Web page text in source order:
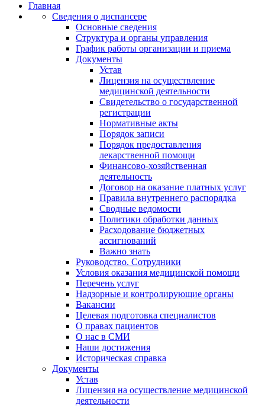
Главная
Сведения о диспансере
Основные сведения
Структура и органы управления
График работы организации и приема
Документы
Устав
Лицензия на осуществление
медицинской деятельности
Свидетельство о государственной
регистрации
Нормативные акты
Порядок записи
Порядок предоставления
лекарственной помощи
Финансово-хозяйственная
деятельность
Договор на оказание платных услуг
Правила внутреннего распорядка
Сводные ведомости
Политики обработки данных
Расходование бюджетных
ассигнований
Важно знать
Руководство. Сотрудники
Условия оказания медицинской помощи
Перечень услуг
Надзорные и контролирующие органы
Вакансии
Целевая подготовка специалистов
О правах пациентов
О нас в СМИ
Наши достижения
Историческая справка
Документы
Устав
Лицензия на осуществление медицинской
деятельности